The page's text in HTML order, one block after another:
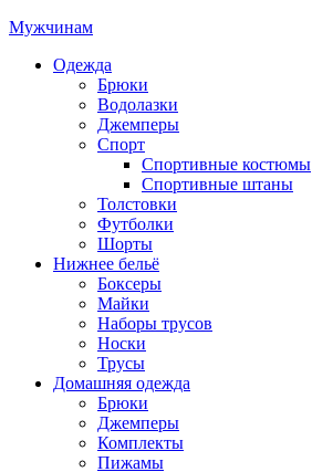
Мужчинам
Одежда
Брюки
Водолазки
Джемперы
Спорт
Спортивные костюмы
Спортивные штаны
Толстовки
Футболки
Шорты
Нижнее бельё
Боксеры
Майки
Наборы трусов
Носки
Трусы
Домашняя одежда
Брюки
Джемперы
Комплекты
Пижамы